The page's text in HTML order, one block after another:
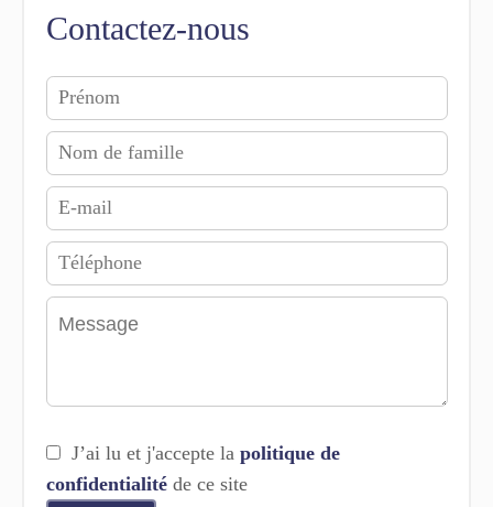
Contactez-nous
J’ai lu et j'accepte la politique de
confidentialitéde ce site